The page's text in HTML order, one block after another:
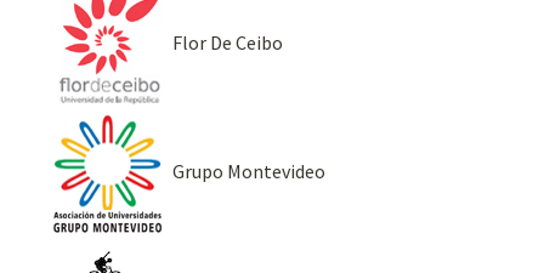
Flor De Ceibo
Grupo Montevideo